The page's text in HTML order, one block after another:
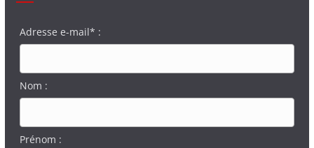
Adresse e-mail* :
Nom :
Prénom :